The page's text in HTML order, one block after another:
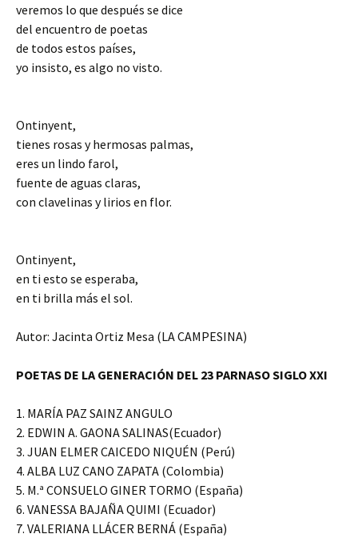
veremos lo que después se dice
del encuentro de poetas
de todos estos países,
yo insisto, es algo no visto.
Ontinyent,
tienes rosas y hermosas palmas,
eres un lindo farol,
fuente de aguas claras,
con clavelinas y lirios en flor.
Ontinyent,
en ti esto se esperaba,
en ti brilla más el sol.
Autor: Jacinta Ortiz Mesa (LA CAMPESINA)
POETAS DE LA GENERACIÓN DEL 23 PARNASO SIGLO XXI
1. MARÍA PAZ SAINZ ANGULO
2. EDWIN A. GAONA SALINAS(Ecuador)
3. JUAN ELMER CAICEDO NIQUÉN (Perú)
4. ALBA LUZ CANO ZAPATA (Colombia)
5. M.ª CONSUELO GINER TORMO (España)
6. VANESSA BAJAÑA QUIMI (Ecuador)
7. VALERIANA LLÁCER BERNÁ (España)